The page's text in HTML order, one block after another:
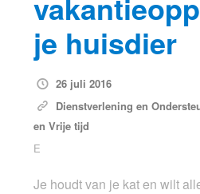
je huisdier
26 juli 2016
Dienstverlening en
en Vrije tijd
E
Je houdt van je kat en wilt